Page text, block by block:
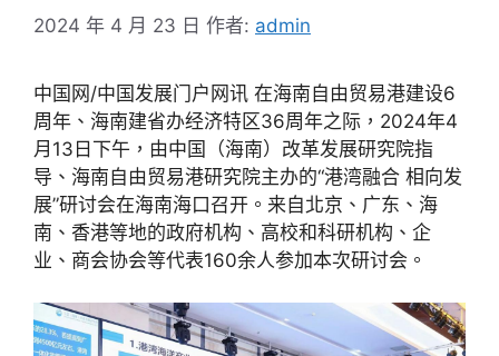
2024 年 4 月 23 日 作者: admin
中国网/中国发展门户网讯 在海南自由贸易港建设6
周年、海南建省办经济特区36周年之际，2024年4
月13日下午，由中国（海南）改革发展研究院指
导、海南自由贸易港研究院主办的“港湾融合 相向发
展”研讨会在海南海口召开。来自北京、广东、海
南、香港等地的政府机构、高校和科研机构、企
业、商会协会等代表160余人参加本次研讨会。